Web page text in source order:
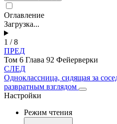
Оглавление
Загрузка...
1 / 8
ПРЕД
Том 6 Глава 92 Фейерверки
СЛЕД
Одноклассница, сидящая за
развратным взглядом
Настройки
Режим чтения